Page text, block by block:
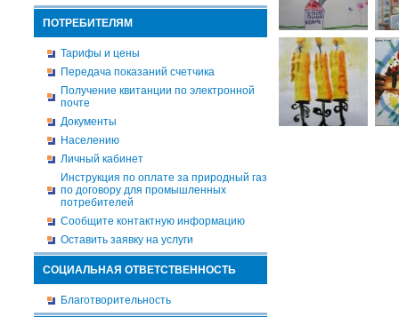
ПОТРЕБИТЕЛЯМ
Тарифы и цены
Передача показаний счетчика
Получение квитанции по электронной
почте
Документы
Населению
Личный кабинет
Инструкция по оплате за природный газ
по договору для промышленных
потребителей
Сообщите контактную информацию
Оставить заявку на услуги
СОЦИАЛЬНАЯ ОТВЕТСТВЕННОСТЬ
Благотворительность